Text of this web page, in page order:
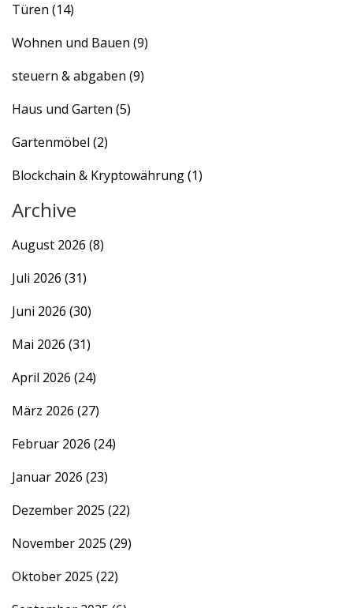
Türen (14)
Wohnen und Bauen (9)
steuern & abgaben (9)
Haus und Garten (5)
Gartenmöbel (2)
Blockchain & Kryptowährung(1)
Archive
August 2026 (8)
Juli 2026 (31)
Juni 2026 (30)
Mai 2026 (31)
April 2026 (24)
März 2026 (27)
Februar 2026 (24)
Januar 2026 (23)
Dezember 2025 (22)
November 2025 (29)
Oktober 2025 (22)